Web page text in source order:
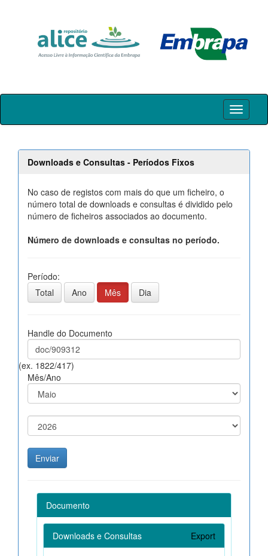
Skip
Downloads e Consultas - Períodos Fixos
No caso de registos com mais do que um ficheiro, o
número total de downloads e consultas é dividido pelo
número de ficheiros associados ao documento.
Número de downloads e consultas no período.
Período:
Total
Ano Mês Dia
Handle do Documento
(ex. 1822/417)
Mês/Ano
Documento
Downloads e Consultas Export